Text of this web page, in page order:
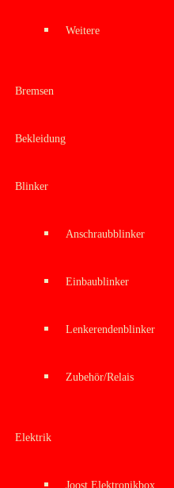
Weitere
Bremsen
Bekleidung
Blinker
Anschraubblinker
Einbaublinker
Lenkerendenblinker
Zubehör/Relais
Elektrik
Joost Elektronikbox